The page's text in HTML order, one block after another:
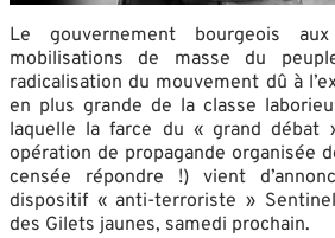
Le gouvernement bourgeois
mobilisations de masse du
radicalisation du mouvement dû à
en plus grande de la classe
laquelle la farce du « grand débat
opération de propagande organisée
censée répondre !) vient
dispositif « anti-terroriste »
des Gilets jaunes, samedi prochain.